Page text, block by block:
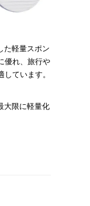
軽量スポン
優れ、旅行や
ています。
大限に軽量化